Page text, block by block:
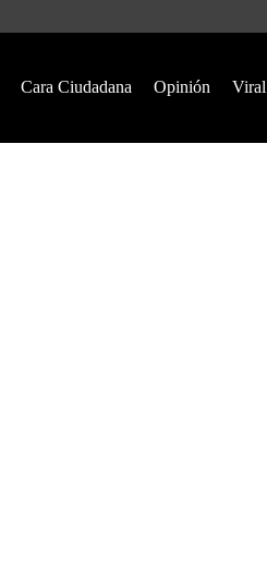
Cara Ciudadana Opinión Viral